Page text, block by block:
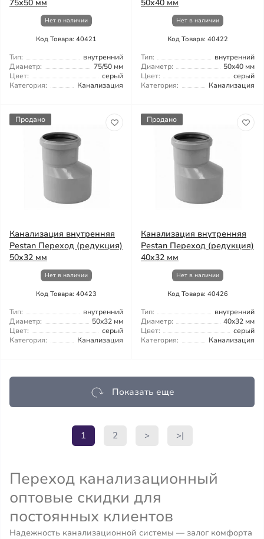
75х50 мм
Нет в наличии
Код Товара: 40421
Тип:
внутренний
Диаметр:
75/50 мм
Цвет:
серый
Категория:
Канализация
50x40 мм
Нет в наличии
Код Товара: 40422
Тип:
внутренний
Диаметр:
50x40 мм
Цвет:
серый
Категория:
Канализация
Продано
Канализация внутренняя
Pestan Переход (редукция)
50x32 мм
Нет в наличии
Код Товара: 40423
Тип:
внутренний
Диаметр:
50x32 мм
Цвет:
серый
Категория:
Канализация
Продано
Канализация внутренняя
Pestan Переход (редукция)
40x32 мм
Нет в наличии
Код Товара: 40426
Тип:
внутренний
Диаметр:
40x32 мм
Цвет:
серый
Категория:
Канализация
Показать еще
1 2 > >|
Переход канализационный
оптовые скидки для
постоянных клиентов
Надежность канализационной системы — залог комфорта